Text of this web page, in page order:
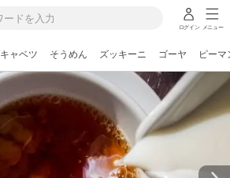
ログイン メニュー
キャベツ そうめん ズッキーニ ゴーヤ ピーマ